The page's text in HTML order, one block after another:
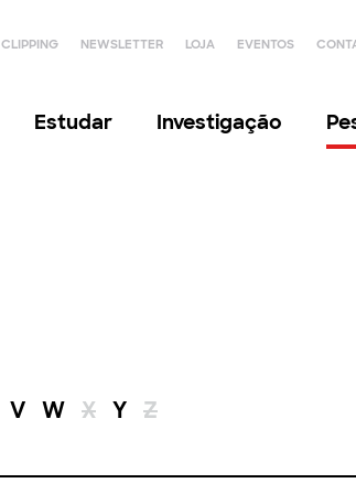
CLIPPING NEWSLETTER LOJA EVENTOS
Estudar Investigação
V W X Y Z